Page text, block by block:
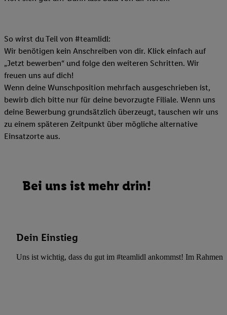
So wirst du Teil von #teamlidl:
Wir benötigen kein Anschreiben von dir. Klick einfach auf
„Jetzt bewerben“ und folge den weiteren Schritten. Wir
freuen uns auf dich!
Wenn deine Wunschposition mehrfach ausgeschrieben ist,
bewirb dich bitte nur für deine bevorzugte Filiale. Wenn uns
deine Bewerbung grundsätzlich überzeugt, tauschen wir uns
zu einem späteren Zeitpunkt über mögliche alternative
Einsatzorte aus.
Bei uns ist mehr drin!
Dein Einstieg
Uns ist wichtig, dass du gut im #teamlidl ankommst! Im Rahmen